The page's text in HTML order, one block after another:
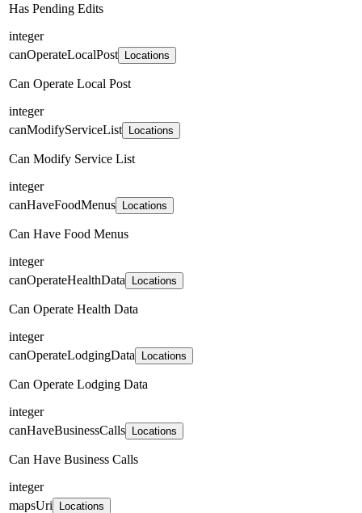
Has Pending Edits
integer
canOperateLocalPost
Locations
Can Operate Local Post
integer
canModifyServiceList
Locations
Can Modify Service List
integer
canHaveFoodMenus
Locations
Can Have Food Menus
integer
canOperateHealthData
Locations
Can Operate Health Data
integer
canOperateLodgingData
Locations
Can Operate Lodging Data
integer
canHaveBusinessCalls
Locations
Can Have Business Calls
integer
mapsUri
Locations